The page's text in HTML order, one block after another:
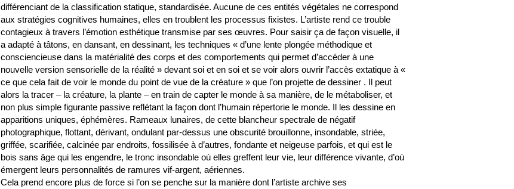
différenciant de la classification statique, standardisée. Aucune de ces entités végétales ne correspond
aux stratégies cognitives humaines, elles en troublent les processus fixistes. L’artiste rend ce trouble
contagieux à travers l’émotion esthétique transmise par ses œuvres. Pour saisir ça de façon visuelle, il
a adapté à tâtons, en dansant, en dessinant, les techniques « d’une lente plongée méthodique et
consciencieuse dans la matérialité des corps et des comportements qui permet d’accéder à une
nouvelle version sensorielle de la réalité » devant soi et en soi et se voir alors ouvrir l’accès extatique à «
ce que cela fait de voir le monde du point de vue de la créature » que l’on projette de dessiner . Il peut
alors la tracer – la créature, la plante – en train de capter le monde à sa manière, de le métaboliser, et
non plus simple figurante passive reflétant la façon dont l’humain répertorie le monde. Il les dessine en
apparitions uniques, éphémères. Rameaux lunaires, de cette blancheur spectrale de négatif
photographique, flottant, dérivant, ondulant par-dessus une obscurité brouillonne, insondable, striée,
griffée, scarifiée, calcinée par endroits, fossilisée à d’autres, fondante et neigeuse parfois, et qui est le
bois sans âge qui les engendre, le tronc insondable où elles greffent leur vie, leur différence vivante, d’où
émergent leurs personnalités de ramures vif-argent, aériennes.
Cela prend encore plus de force si l’on se penche sur la manière dont l’artiste archive ses